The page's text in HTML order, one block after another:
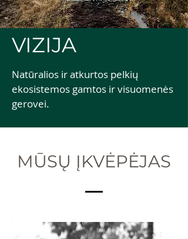
VIZIJA
Natūralios ir atkurtos pelkių
ekosistemos gamtos ir visuomenės
gerovei.
MŪSŲ ĮKVĖPĖJAS